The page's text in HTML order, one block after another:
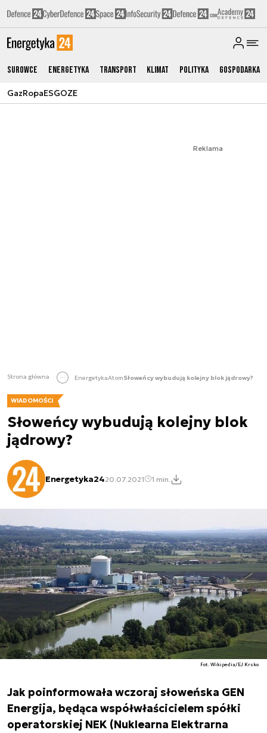
Surowce Energetyka Transport Klimat Polityka Gospodarka
GazRopaESGOZE
Reklama
Strona główna EnergetykaAtomSłoweńcy wybudują kolejny blok jądrowy?
WIADOMOŚCI
Słoweńcy wybudują kolejny blok
jądrowy?
Energetyka2420.07.2021 1 min.
Fot. Wikipedia/EJ Krsko
Jak poinformowała wczoraj słoweńska GEN
Energija, będąca współwłaścicielem spółki
operatorskiej NEK (Nuklearna Elektrarna